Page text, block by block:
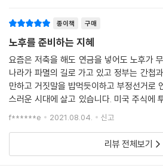
직하지 않아도 1년에 6억 원의 수입이 생긴다.
이다.
--- p.187~188
그렇다면 내가 미국 우량주식 장기투자를 하
가가 조정을 받아 6%, 15%씩 떨어지는 걸 앞
할 각오가 되어 있다는 뜻이다. ‘스마트폰으
후들 떨리는 고통을 300번 이상 감당하겠다.
주식을 확인했는데 98% 이상 폭락해 있는 것
리고 98% 폭락한 그 가격이 10년 이상 가는
“나라 밖으로 시선을 돌릴 때 지속가능한 부가
국가도 나의 미래를 보장할 수 없고 심지어는
수 없다. 내 미래는 스스로 책임져야 한다. 스
는 다르게 생각해야 한다. 새로운 공부를 해
야 한다. 부의 지식을 쌓고, 부의 흐름을 타는
자 철학을 가진 현명한 투자자로 남은 평생을
다행인 점은 4차 산업혁명, 인공지능의 시대
이다. 현재는 4차 산업혁명 시대를 100년으
은 시기다. 강남 부동산의 지표라고 할 수 있
종이책 구매
노후를 준비하는 지혜
요즘은 저축을 해도 연금을 넣어도 노후가
나라가 파멸의 길로 가고 있고 정부는 간첩과도 같은 정치와 국민들을 기
만하고 거짓말을 밥먹듯이하고 부정선거로
스러운 시대에 살고 있습니다. 미국 주식에
께 국내에 달러를 유치함으로 도움이 된다
f******e 2021.08.04. 신고
리뷰 전체보기